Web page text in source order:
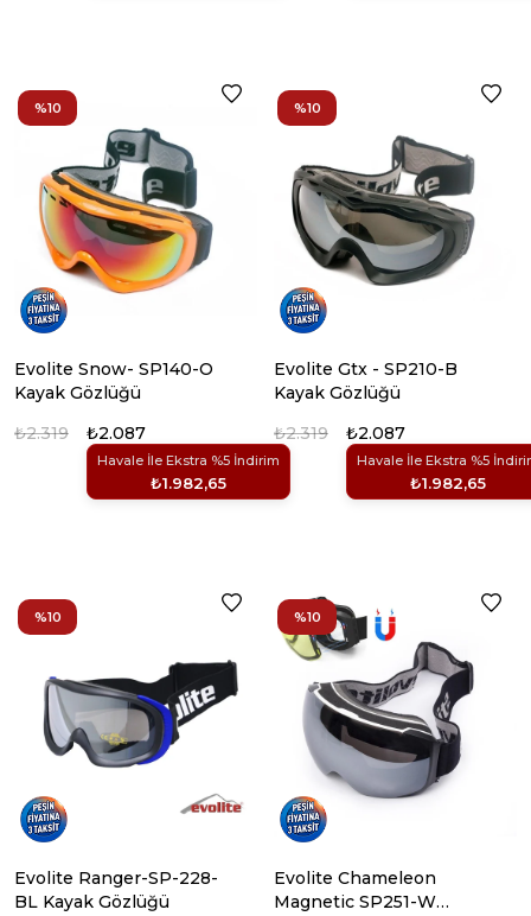
Evolite Snow- SP140-O
Kayak Gözlüğü
₺2.087
Havale İle Ekstra %5 İndirim
₺1.982,65
₺2.319
%10
Evolite Gtx - SP210-B
Kayak Gözlüğü
₺2.087
Havale İle Ekstra %5
₺1.982,65
₺2.319
%10
Evolite Ranger-SP-228-
BL Kayak Gözlüğü
%10
Evolite Chameleon
Magnetic SP251-W
%10